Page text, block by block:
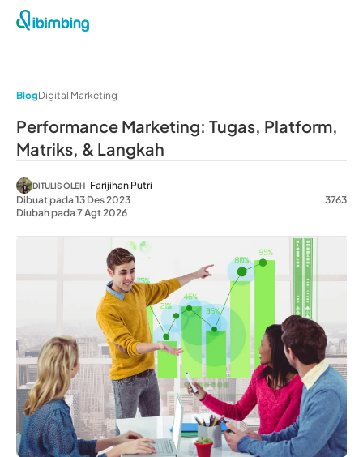
BlogDigital Marketing
Performance Marketing: Tugas, Platform,
Matriks, & Langkah
DITULIS OLEH Farijihan Putri
Dibuat pada 13 Des 2023
Diubah pada 7 Agt 2026
3763